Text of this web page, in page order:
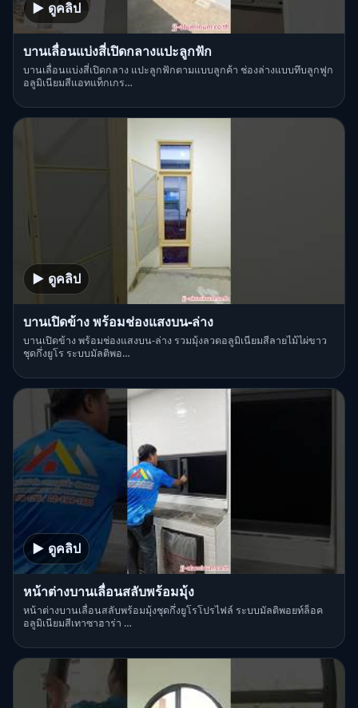
▶ ดูคลิป
บานเลื่อนแบ่งสี่เปิดกลางแปะลูกฟัก
บานเลื่อนแบ่งสี่เปิดกลาง แปะลูกฟักตามแบบลูกค้า ช่องล่างแบบทึบลูกฟูก
อลูมิเนียมสีแอทแท็กเกร…
▶ ดูคลิป
บานเปิดข้าง พร้อมช่องแสงบน-ล่าง
บานเปิดข้าง พร้อมช่องแสงบน-ล่าง รวมมุ้งลวดอลูมิเนียมสีลายไม้ไผ่ขาว
ชุดกึ่งยูโร ระบบมัลติพอ…
▶ ดูคลิป
หน้าต่างบานเลื่อนสลับพร้อมมุ้ง
หน้าต่างบานเลื่อนสลับพร้อมมุ้งชุดกึ่งยูโรโปรไฟล์ ระบบมัลติพอยท์ล็อค
อลูมิเนียมสีเทาซาฮาร่า …